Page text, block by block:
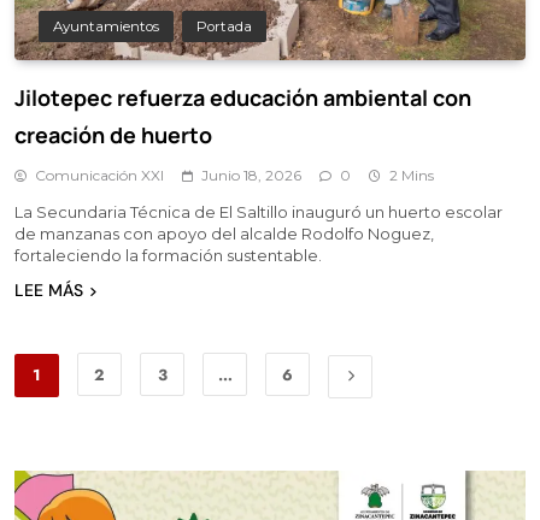
Ayuntamientos Portada
Jilotepec refuerza educación ambiental con
creación de huerto
Comunicación XXI Junio 18, 2026 0 2 Mins
La Secundaria Técnica de El Saltillo inauguró un huerto escolar
de manzanas con apoyo del alcalde Rodolfo Noguez,
fortaleciendo la formación sustentable.
LEE MÁS
1 2 3 … 6